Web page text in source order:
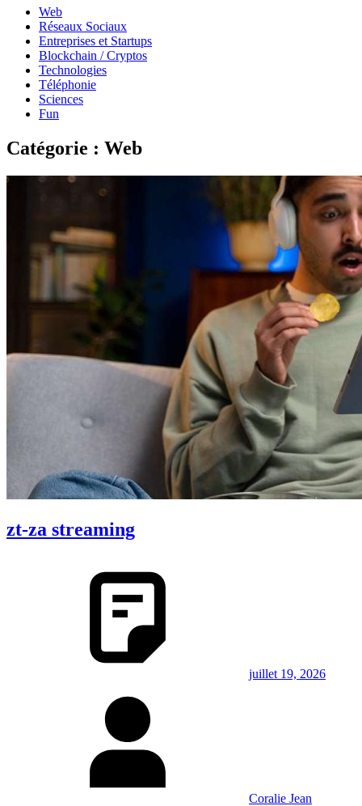
Web
Réseaux Sociaux
Entreprises et Startups
Blockchain / Cryptos
Technologies
Téléphonie
Sciences
Fun
Catégorie : Web
zt-za streaming
juillet 19, 2026
Coralie Jean